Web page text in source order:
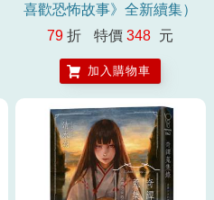
喜歡恐怖故事》全新續集）
79 折 特價 348 元
加入購物車